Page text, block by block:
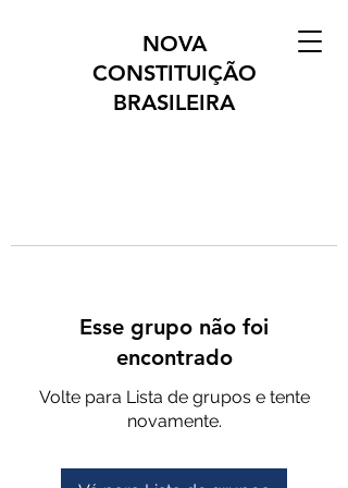
NOVA
CONSTITUIÇÃO
BRASILEIRA
Esse grupo não foi
encontrado
Volte para Lista de grupos e tente
novamente.